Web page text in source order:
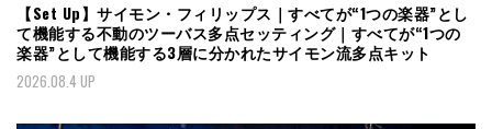
【Set Up】サイモン・フィリップス｜すべてが“1つの楽器”とし
て機能する不動のツーバス多点セッティング｜すべてが“1つの
楽器”として機能する3層に分かれたサイモン流多点キット
2026.08.4 UP